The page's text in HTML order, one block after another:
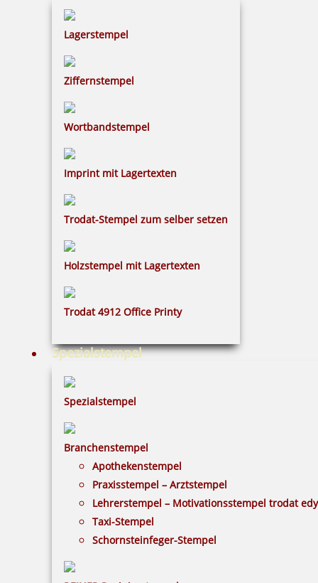
Lagerstempel
Ziffernstempel
Wortbandstempel
Imprint mit Lagertexten
Trodat-Stempel zum selber setzen
Holzstempel mit Lagertexten
Trodat 4912 Office Printy
Spezialstempel
Spezialstempel
Branchenstempel
Apothekenstempel
Praxisstempel – Arztstempel
Lehrerstempel – Motivationsstempel trodat
Taxi-Stempel
Schornsteinfeger-Stempel